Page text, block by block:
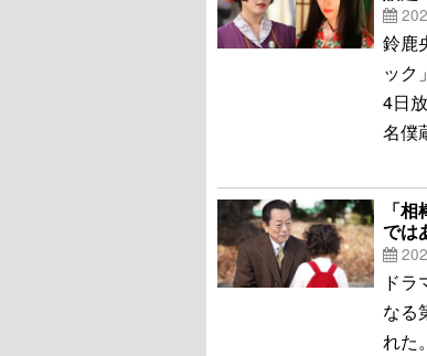
鈴鹿
ック
4日
名僕
「
では
ド
なる
れた。